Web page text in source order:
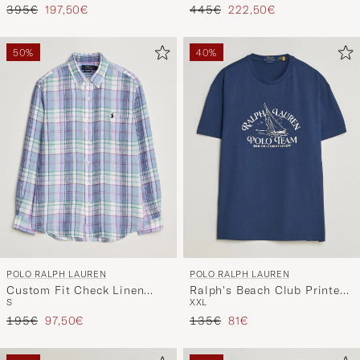
Regulärer Preis
395€ Reduzierter Preis
197,50€
Regulärer Preis
445€ Reduzierter Preis
222,50€
50%
POLO RALPH LAUREN
Custom Fit Check Linen
Shirt Blue/White
S
Regulärer Preis
195€ Reduzierter Preis
97,50€
40%
POLO RALPH LAUREN
Ralph's Beach Club Printed
Tee Dark Cobalt
XXL
Regulärer Preis
135€ Reduzierter Preis
81€